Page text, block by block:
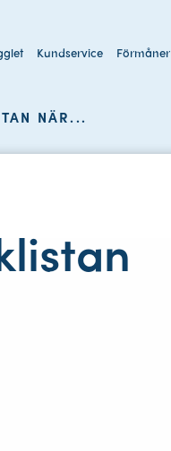
Kundservice Förmåner
på
NÄR...